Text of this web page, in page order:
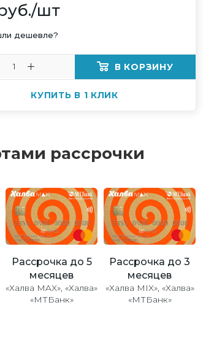
/шт
дешевле?
В КОРЗИНУ
КУПИТЬ В 1 КЛИК
рассрочки
Рассрочка до 5
месяцев
«Халва MAX», «Халва»
«МТБанк»
Рассрочка до 3
месяцев
«Халва MIX», «Халва»
«МТБанк»